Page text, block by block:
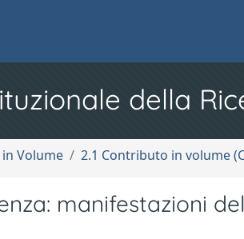
della
Volume 2.1 Contributo in volume
manifestazioni